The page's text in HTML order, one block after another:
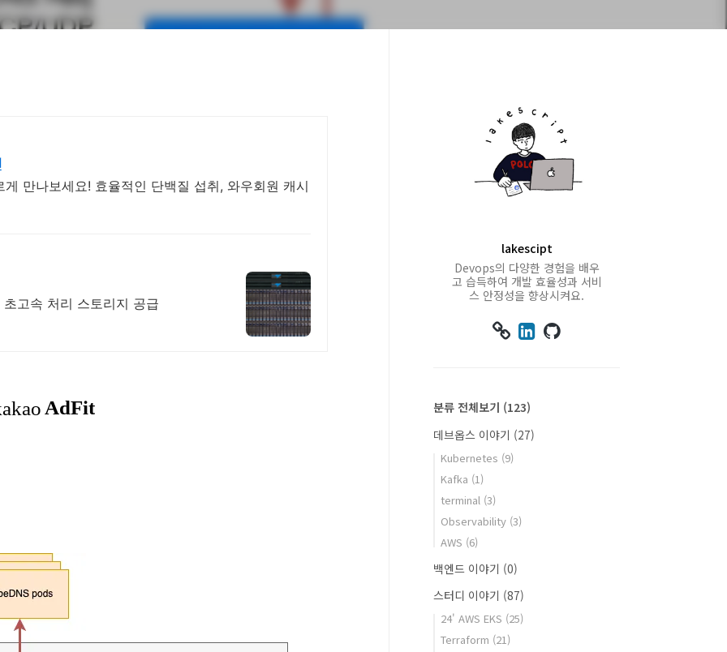
만나보세요! 효율적인 단백질 섭취, 와우회원 캐시
고속 처리 스토리지 공급
lakescipt
Devops의 다양한 경험을 배우
고 습득하여 개발 효율성과 서비
스 안정성을 향상시켜요.
  
분류 전체보기 (123)
데브옵스 이야기 (27)
Kubernetes (9)
Kafka (1)
terminal (3)
Observability (3)
AWS (6)
백엔드 이야기 (0)
스터디 이야기 (87)
24' AWS EKS (25)
Terraform (21)